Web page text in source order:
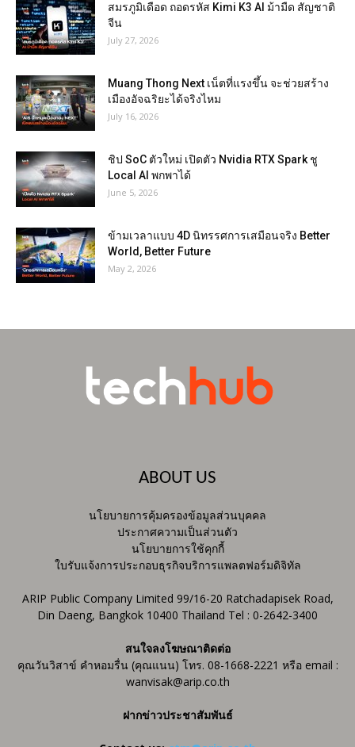
สมรภูมิเดือด ถอดรหัส Kimi K3 AI ม้ามืด สัญชาติ
จีน
July 27, 2026
Muang Thong Next เน็ตที่แรงขึ้น จะช่วยสร้าง
เมืองอัจฉริยะได้จริงไหม
July 16, 2026
ชิป SoC ตัวใหม่ เปิดตัว Nvidia RTX Spark ชู
Local AI พกพาได้
June 5, 2026
ข้ามเวลาแบบ 4D นิทรรศการเสมือนจริง Better
World, Better Future
May 2, 2026
ABOUT US
นโยบายการคุ้มครองข้อมูลส่วนบุคคล
ประกาศความเป็นส่วนตัว
นโยบายการใช้คุกกี้
ใบรับแจ้งการประกอบธุรกิจบริการแพลตฟอร์มดิจิทัล
ARIP Public Company Limited 99/16-20 Ratchadapisek Road,
Din Daeng, Bangkok 10400 Thailand Tel : 0-2642-3400
สนใจลงโฆษณาติดต่อ
คุณวันวิสาข์ คำหอมรื่น (คุณแนน) โทร. 08-1668-2221 หรือ email :
wanvisak@arip.co.th
ฝากข่าวประชาสัมพันธ์